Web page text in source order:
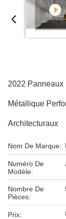
2022
Métallique
Architecturaux
Nom De Marque:
Numéro De
Modèle:
Nombre De
Pièces:
Prix: